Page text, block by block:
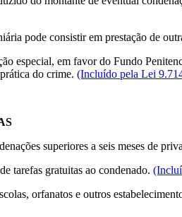
pode consistir em prestação de
especial, em favor do Fundo
do crime. (Incluído pela Lei
superiores a seis meses de
tarefas gratuitas ao condenado.
orfanatos e outros